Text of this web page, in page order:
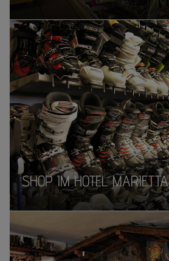
SHOP IM HOTEL MARIETTA